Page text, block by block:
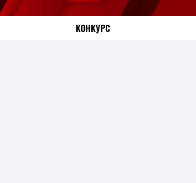
КОНКУРС